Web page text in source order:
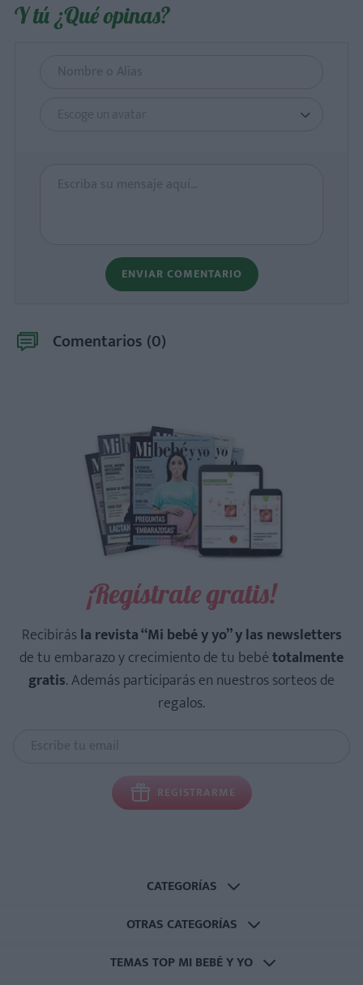
Y tú ¿Qué opinas?
Escoge un avatar
ENVIAR COMENTARIO
Comentarios (0)
¡Regístrate gratis!
Recibirásla revista “Mi bebé y yo” y las newsletters
de tu embarazo y crecimiento de tu bebétotalmente
gratis. Además participarás en nuestros sorteos de
regalos.
REGISTRARME
CATEGORÍAS
OTRAS CATEGORÍAS
TEMAS TOP MI BEBÉ Y YO